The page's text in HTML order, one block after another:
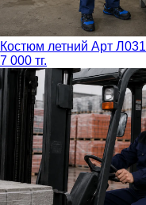
Костюм летний Арт Л031
7 000 тг.